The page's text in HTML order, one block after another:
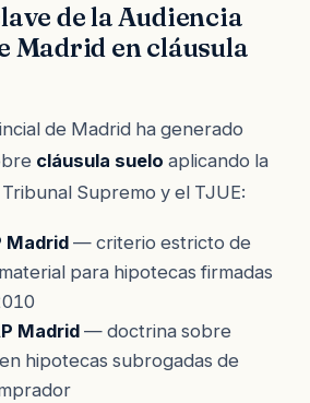
de la Audiencia
Madrid en cláusula
de Madrid ha generado
cláusula suelo aplicando la
Supremo y el TJUE:
Madrid — criterio estricto de
para hipotecas firmadas
Madrid — doctrina sobre
hipotecas subrogadas de